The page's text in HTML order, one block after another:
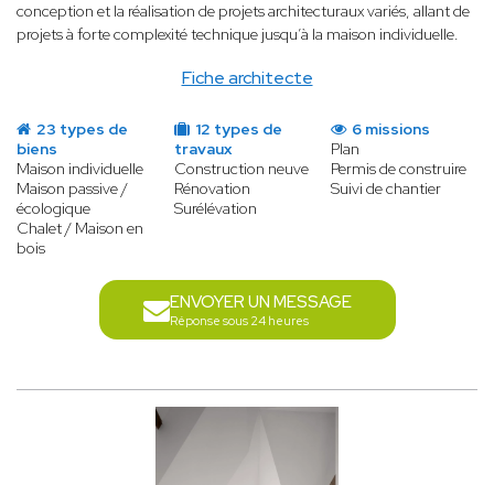
Fiche architecte
conception et la réalisation de projets architecturaux variés, allant de
projets à forte complexité technique jusqu’à la maison individuelle.
23 types de
biens
Maison individuelle
Maison passive /
écologique
Chalet / Maison en
bois
12 types de
travaux
Construction neuve
Rénovation
Surélévation
6 missions
Plan
Permis de construire
Suivi de chantier
ENVOYER UN MESSAGE
Réponse sous 24 heures